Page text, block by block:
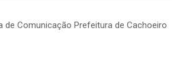
de Comunicação Prefeitura de Cachoeiro